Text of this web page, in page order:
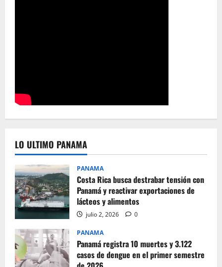
LO ULTIMO PANAMA
PANAMA
Costa Rica busca destrabar tensión con
Panamá y reactivar exportaciones de
lácteos y alimentos
julio 2, 2026 0
PANAMA
Panamá registra 10 muertes y 3.122
casos de dengue en el primer semestre